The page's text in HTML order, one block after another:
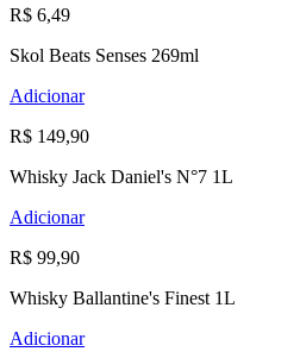
R$ 6,49
Skol Beats Senses 269ml
Adicionar
R$ 149,90
Whisky Jack Daniel's N°7 1L
Adicionar
R$ 99,90
Whisky Ballantine's Finest 1L
Adicionar